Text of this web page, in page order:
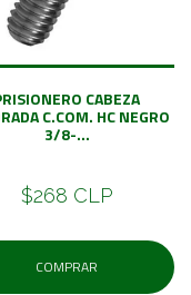
CABEZA
C.COM. HC NEGRO
3/8-...
$268 CLP
COMPRAR